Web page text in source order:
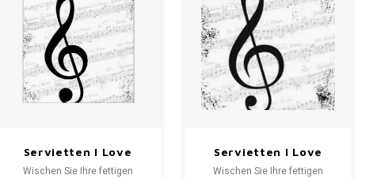
Servietten I Love
Music schwarz mit
Wischen Sie Ihre fettigen
Servietten I Love
Music schwarz mit
Wischen Sie Ihre fettigen